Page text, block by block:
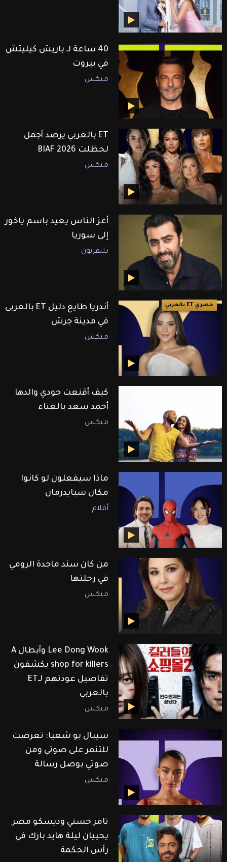
40 ساعة لـ باريش كيليتش
في بيروت
ميكس
ET بالعربي يرصد أجمل
لحظلت BIAF 2026
ميكس
أعز الناس يعيد باسم ياخور
إلى سوريا
تليفزيون
حصري ET بالعربي
أندريا طايع دليل ET بالعربي
في مدينة جرش
ميكس
كيف أقنعت جودي والدها
أحمد سعد بالغناء
ميكس
ماذا سيفعلون لو كانوا
مكان سبايدرمان
أفلام
من كان سند ماجدة الرومي
في رحلتها
ميكس
Lee Dong Wook وأبطال A
shop for killers يكشفون
تفاصيل عودتهم لـET
بالعربي
ميكس
سيبال بو شعيا: تعرضت
للتنمر على صوتي ومن
صوتي بوصل رسالة
ميكس
تامر حسني وديسكو مصر
يحييان ليلة هايد بارك في
رأس الحكمة